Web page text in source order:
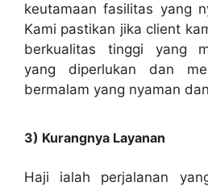
keutamaan fasilitas yang
Kami pastikan jika client
berkualitas tinggi yang
yang diperlukan dan
bermalam yang nyaman
3) Kurangnya Layanan
Haji ialah perjalanan